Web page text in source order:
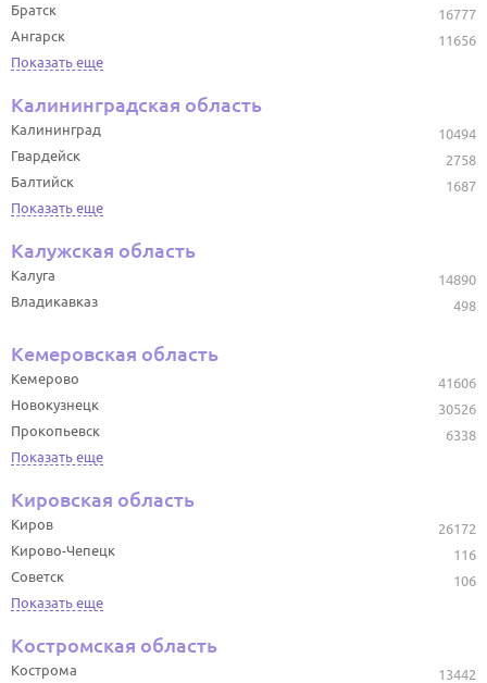
16777
Братск
11656
Ангарск
Показать еще
Калининградская область
10494
Калининград
2758
Гвардейск
1687
Балтийск
Показать еще
Калужская область
14890
Калуга
498
Владикавказ
Кемеровская область
41606
Кемерово
30526
Новокузнецк
6338
Прокопьевск
Показать еще
Кировская область
26172
Киров
116
Кирово-Чепецк
106
Советск
Показать еще
Костромская область
13442
Кострома